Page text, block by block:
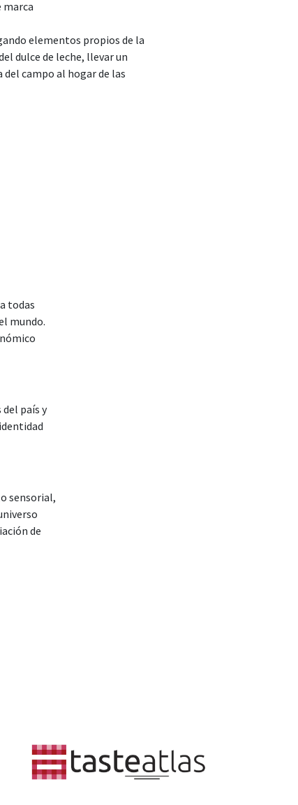
marca
elementos propios de la
dulce de leche, llevar un
campo al hogar de las
todas
mundo.
país y
sensorial,
de